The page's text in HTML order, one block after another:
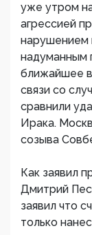
уже утром
агрессией
нарушением
надуманным
ближайшее
связи со
сравнили
Ирака.
созыва
Как заявил
Дмитрий
заявил что
только